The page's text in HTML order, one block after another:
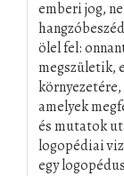
emberi jog,
ölel fel:
megszületik,
amelyek
és mutatok
logopédiai
egy